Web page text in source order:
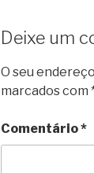
Deixe um
O seu
marcados com
Comentário*